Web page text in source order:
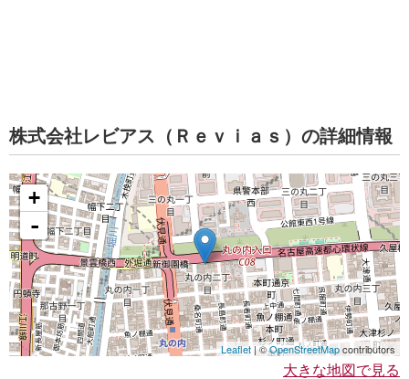
株式会社レビアス（Ｒｅｖｉａｓ）の詳細情報
+
-
Leaflet | ©OpenStreetMapcontributors
大きな地図で見る